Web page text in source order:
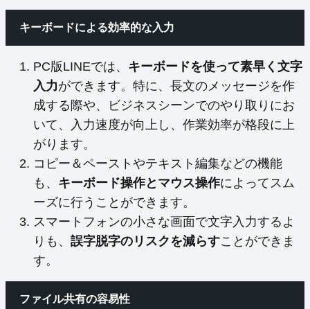
キーボードによる効率的な入力
PC版LINEでは、 キーボードを使って素早く文字
入力ができます。特に、長文のメッセージを作
成する際や、ビジネスシーンでのやり取りにお
いて、入力速度が向上し、作業効率が格段に上
がります。
コピー＆ペーストやテキスト編集などの機能
も、 キーボード操作とマウス操作によってスム
ーズに行うことができます。
スマートフォンの小さな画面で文字入力するよ
りも、 誤字脱字のリスクを減らすことができま
す。
ファイル共有の容易性